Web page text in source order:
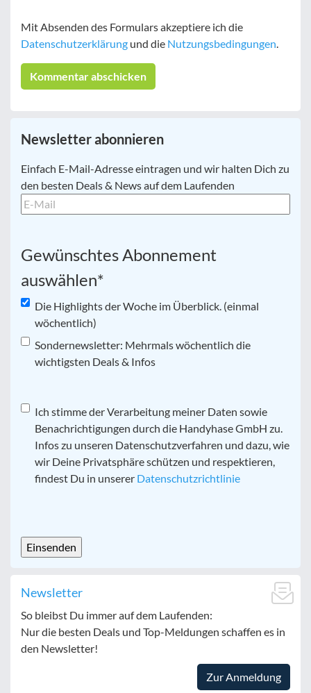
Mit Absenden des Formulars akzeptiere ich die
Datenschutzerklärung und die Nutzungsbedingungen.
Newsletter abonnieren
E-
Mail *
Einfach E-Mail-Adresse eintragen und wir halten Dich zu
den besten Deals & News auf dem Laufenden
Gewünschtes Abonnement
auswählen*
Die Highlights der Woche im Überblick. (einmal
wöchentlich)
Sondernewsletter: Mehrmals wöchentlich die
wichtigsten Deals & Infos
Datenschutz*
Ich stimme der Verarbeitung meiner Daten sowie
Benachrichtigungen durch die Handyhase GmbH zu.
Infos zu unseren Datenschutzverfahren und dazu, wie
wir Deine Privatsphäre schützen und respektieren,
findest Du in unserer Datenschutzrichtlinie
Newsletter
So bleibst Du immer auf dem Laufenden:
Nur die besten Deals und Top-Meldungen schaffen es in
den Newsletter!
Zur Anmeldung